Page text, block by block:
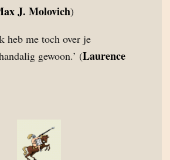
J. Molovich)
heb me toch over je
gewoon.’ (Laurence